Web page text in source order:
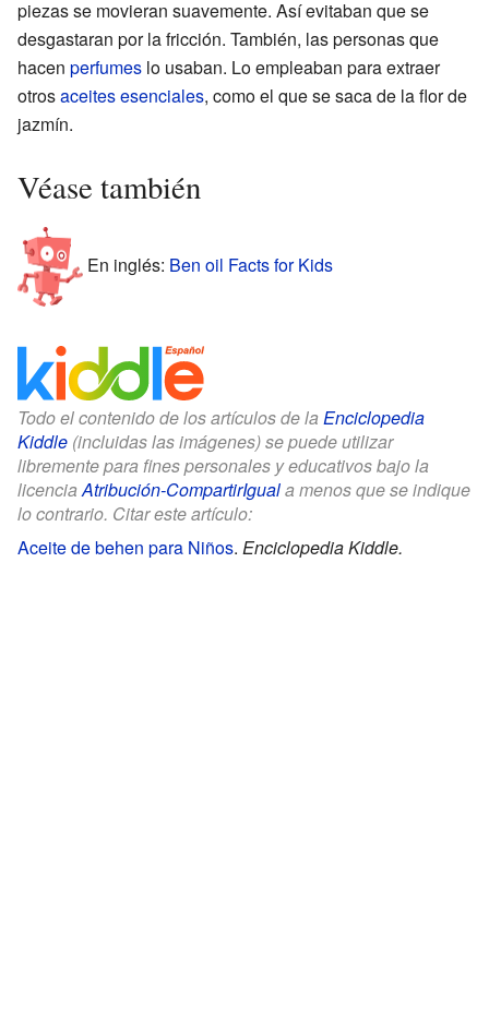
piezas se movieran suavemente. Así evitaban que se
desgastaran por la fricción. También, las personas que
hacen perfumes lo usaban. Lo empleaban para extraer
otrosaceites esenciales, como el que se saca de la flor de
jazmín.
Véase también
En inglés: Ben oil Facts for Kids
Todo el contenido de los artículos de la Enciclopedia
Kiddle (incluidas las imágenes) se puede utilizar
libremente para fines personales y educativos bajo la
licencia Atribución-CompartirIguala menos que se indique
lo contrario. Citar este artículo:
Aceite de behen para Niños. Enciclopedia Kiddle.